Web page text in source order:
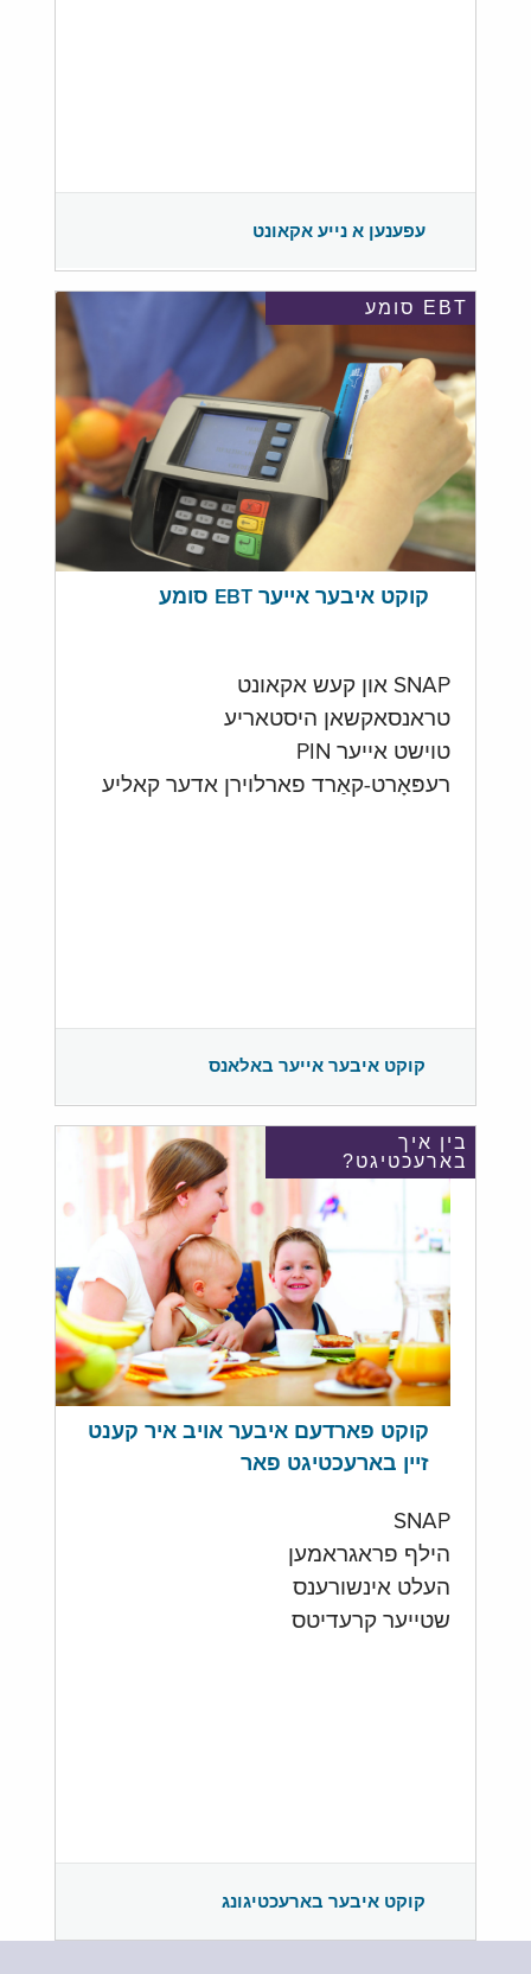
עפענען א נייע אקאונט
EBT סומע
קוקט איבער אייער EBT סומע
SNAP און קעש אקאונט
טראנסאקשאן היסטאריע
טוישט אייער PIN
רעפּאָרט-קאַרד פארלוירן אדער קאליע
קוקט איבער אייער באלאנס
בין איך
בארעכטיגט?
קוקט פארדעם איבער אויב איר קענט
זיין בארעכטיגט פאר
SNAP
הילף פראגראמען
העלט אינשורענס
שטייער קרעדיטס
קוקט איבער בארעכטיגונג